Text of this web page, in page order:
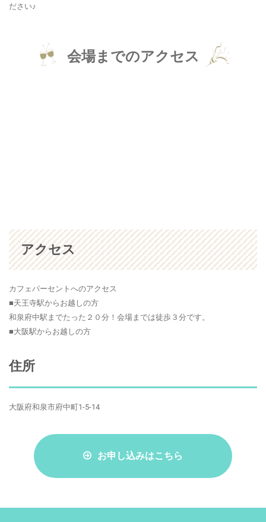
ださい♪
会場までのアクセス
アクセス
カフェパーセントへのアクセス
■天王寺駅からお越しの方
和泉府中駅までたった２０分！会場までは徒歩３分です。
■大阪駅からお越しの方
住所
大阪府和泉市府中町1-5-14
お申し込みはこちら